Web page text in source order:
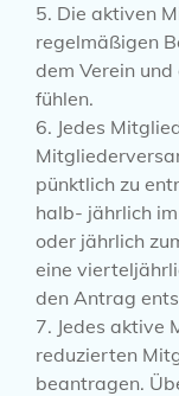
5. Die aktiven
regelmäßigen
dem Verein
fühlen.
6. Jedes
pünktlich zu
halb- jährlich im
oder jährlich
eine
den Antrag
7. Jedes aktive
reduzierten
beantragen.